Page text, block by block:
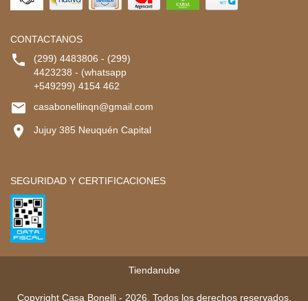
CONTACTANOS

(299) 4483806 - (299)
4423238 - (whatsapp
+549299) 4154 462
 casabonellinqn@gmail.com
 Jujuy 385 Neuquén Capital
SEGURIDAD Y CERTIFICACIONES
Tiendanube
Copyright Casa Bonelli - 2026. Todos los derechos reservados.